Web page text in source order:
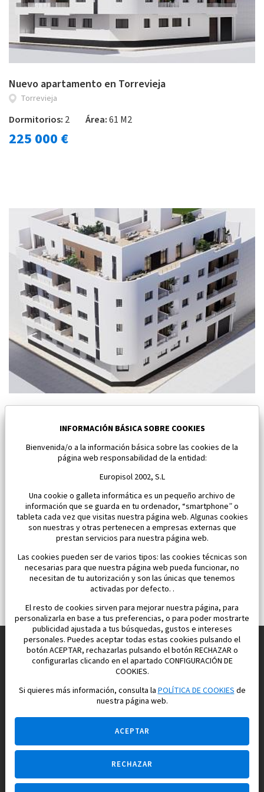
Nuevo apartamento en Torrevieja
Torrevieja
Dormitorios: 2 Área:61 M2
225 000 €
Dormitorios:1 Área:61 M2
185 000 €
Construimos y vendemos propiedades
para su vida feliz en España
INFORMACIÓN BÁSICA SOBRE COOKIES
Bienvenida/o a la información básica sobre las cookies de la
página web responsabilidad de la entidad:
Europisol 2002, S.L
Una cookie o galleta informática es un pequeño archivo de
información que se guarda en tu ordenador, “smartphone” o
tableta cada vez que visitas nuestra página web. Algunas cookies
son nuestras y otras pertenecen a empresas externas que
prestan servicios para nuestra página web.
Las cookies pueden ser de varios tipos: las cookies técnicas son
necesarias para que nuestra página web pueda funcionar, no
necesitan de tu autorización y son las únicas que tenemos
activadas por defecto. .
El resto de cookies sirven para mejorar nuestra página, para
personalizarla en base a tus preferencias, o para poder mostrarte
publicidad ajustada a tus búsquedas, gustos e intereses
personales. Puedes aceptar todas estas cookies pulsando el
botón ACEPTAR, rechazarlas pulsando el botón RECHAZAR o
configurarlas clicando en el apartado CONFIGURACIÓN DE
COOKIES.
Si quieres más información, consulta laPOLÍTICA DE COOKIESde
nuestra página web.
ACEPTAR
RECHAZAR